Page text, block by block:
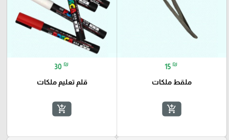
15 ₪
ملقط ملكات
add_shopping_cart
30 ₪
قلم تعليم ملكات
add_shopping_cart